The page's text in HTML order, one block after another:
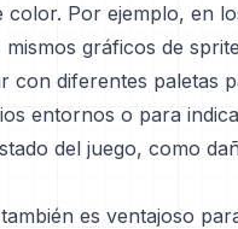
color. Por ejemplo, en
gráficos de
con diferentes paletas
entornos o para
del juego, como
es ventajoso